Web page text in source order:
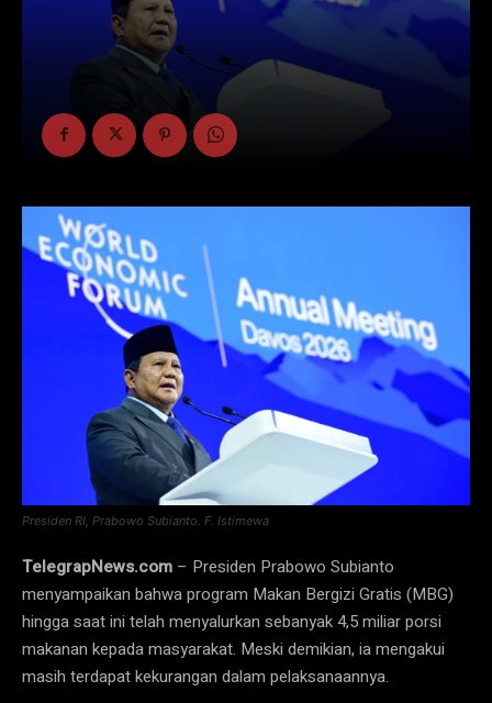
Presiden RI, Prabowo Subianto. F. Istimewa
TelegrapNews.com – Presiden Prabowo Subianto
menyampaikan bahwa program Makan Bergizi Gratis (MBG)
hingga saat ini telah menyalurkan sebanyak 4,5 miliar porsi
makanan kepada masyarakat. Meski demikian, ia mengakui
masih terdapat kekurangan dalam pelaksanaannya.